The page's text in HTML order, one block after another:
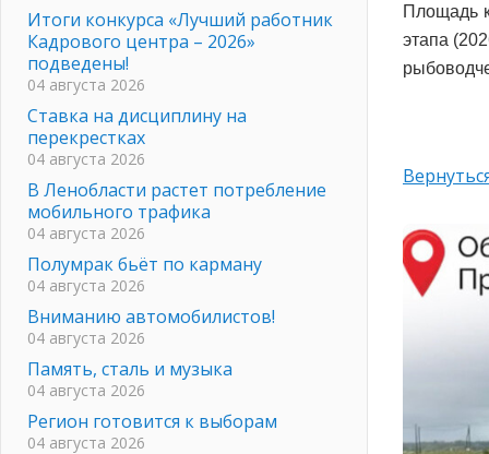
Площадь
этапа
Итоги конкурса «Лучший работник
Кадрового центра – 2026»
подведены!
04 августа 2026
Ставка на дисциплину на
перекрестках
04 августа 2026
В Ленобласти растет потребление
мобильного трафика
04 августа 2026
Полумрак бьёт по карману
04 августа 2026
Вниманию автомобилистов!
04 августа 2026
Память, сталь и музыка
04 августа 2026
Регион готовится к выборам
04 августа 2026